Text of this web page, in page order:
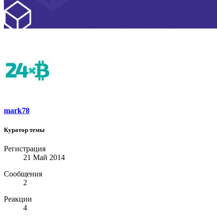
mark78
Куратор темы
Регистрация
21 Май 2014
Сообщения
2
Реакции
4